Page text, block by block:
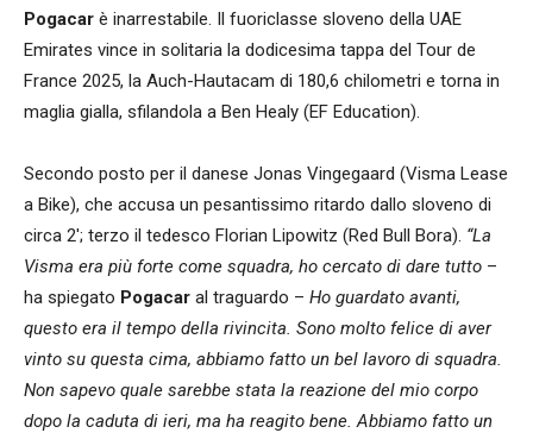
Pogacar è inarrestabile. Il fuoriclasse sloveno della UAE
Emirates vince in solitaria la dodicesima tappa del Tour de
France 2025, la Auch-Hautacam di 180,6 chilometri e torna in
maglia gialla, sfilandola a Ben Healy (EF Education).
Secondo posto per il danese Jonas Vingegaard (Visma Lease
a Bike), che accusa un pesantissimo ritardo dallo sloveno di
circa 2′; terzo il tedesco Florian Lipowitz (Red Bull Bora). “La
Visma era più forte come squadra, ho cercato di dare tutto –
ha spiegato Pogacar al traguardo – Ho guardato avanti,
questo era il tempo della rivincita. Sono molto felice di aver
vinto su questa cima, abbiamo fatto un bel lavoro di squadra.
Non sapevo quale sarebbe stata la reazione del mio corpo
dopo la caduta di ieri, ma ha reagito bene. Abbiamo fatto un